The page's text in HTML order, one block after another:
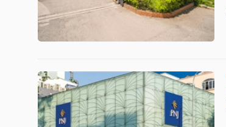
DÙNG
KHÔNG
THIẾT